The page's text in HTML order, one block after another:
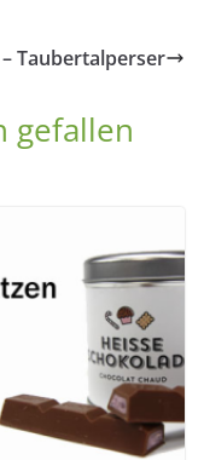
Taubertalperser
gefallen